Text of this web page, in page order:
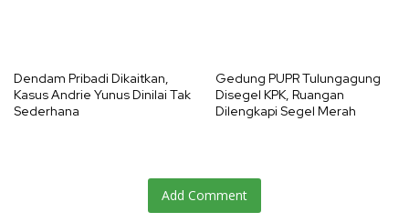
Dendam Pribadi Dikaitkan,
Kasus Andrie Yunus Dinilai Tak
Sederhana
Gedung PUPR Tulungagung
Disegel KPK, Ruangan
Dilengkapi Segel Merah
Add Comment